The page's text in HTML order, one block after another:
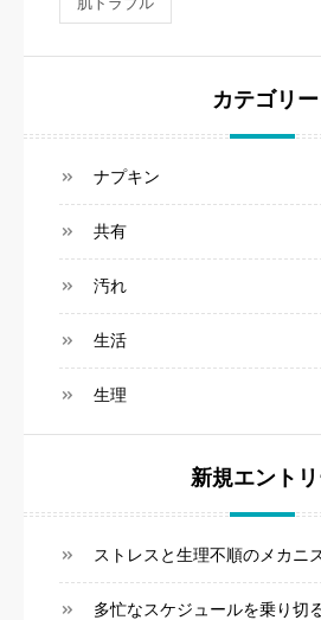
カテゴリー
ナプキン
共有
汚れ
生活
生理
新規エント
ストレスと生理不順のメカニ
多忙なスケジュールを乗り切